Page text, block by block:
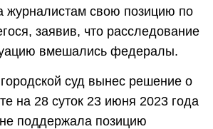
журналистам свою позицию по
заявив, что расследование
вмешались федералы.
суд вынес решение о
на 28 суток 23 июня 2023 года
поддержала позицию